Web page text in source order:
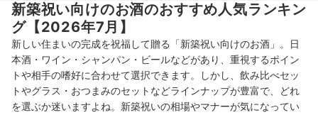
新築祝い向けのお酒のおすすめ人気ランキン
グ【2026年7月】
新しい住まいの完成を祝福して贈る「新築祝い向けのお酒」。日
本酒・ワイン・シャンパン・ビールなどがあり、重視するポイン
トや相手の嗜好に合わせて選択できます。しかし、飲み比べセッ
トやグラス・おつまみのセットなどラインナップが豊富で、どれ
を選ぶか迷いますよね。新築祝いの相場やマナーが気になってい